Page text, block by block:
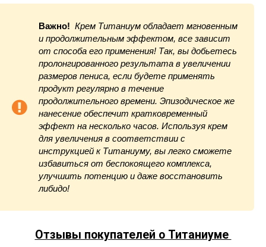
Важно! Крем Титаниум обладает мгновенным
и продолжительным эффектом, все зависит
от способа его применения! Так, вы добьетесь
пролонгированного результата в увеличении
размеров пениса, если будете применять
продукт регулярно в течение
продолжительного времени. Эпизодическое же
нанесение обеспечит кратковременный
эффект на несколько часов. Используя крем
для увеличения в соответствии с
инструкцией к Титаниуму, вы легко сможете
избавиться от беспокоящего комплекса,
улучшить потенцию и даже восстановить
либидо!
Отзывы покупателей о Титаниуме